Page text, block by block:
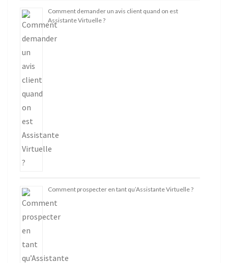
Comment demander un avis client quand on est
Assistante Virtuelle ?
Comment prospecter en tant qu’Assistante Virtuelle ?